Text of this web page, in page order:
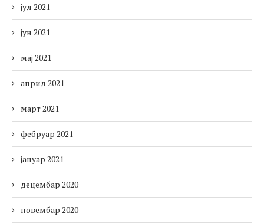
јул 2021
јун 2021
мај 2021
април 2021
март 2021
фебруар 2021
јануар 2021
децембар 2020
новембар 2020